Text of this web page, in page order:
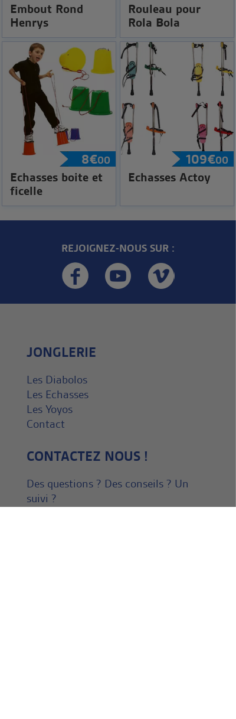
Embout Rond
Henrys
Rouleau pour
Rola Bola
8€00
Echasses boite et
ficelle
109€00
Echasses Actoy
REJOIGNEZ-NOUS SUR :
JONGLERIE
Les Diabolos
Les Echasses
Les Yoyos
Contact
CONTACTEZ NOUS !
Des questions ? Des conseils ? Un
suivi ?